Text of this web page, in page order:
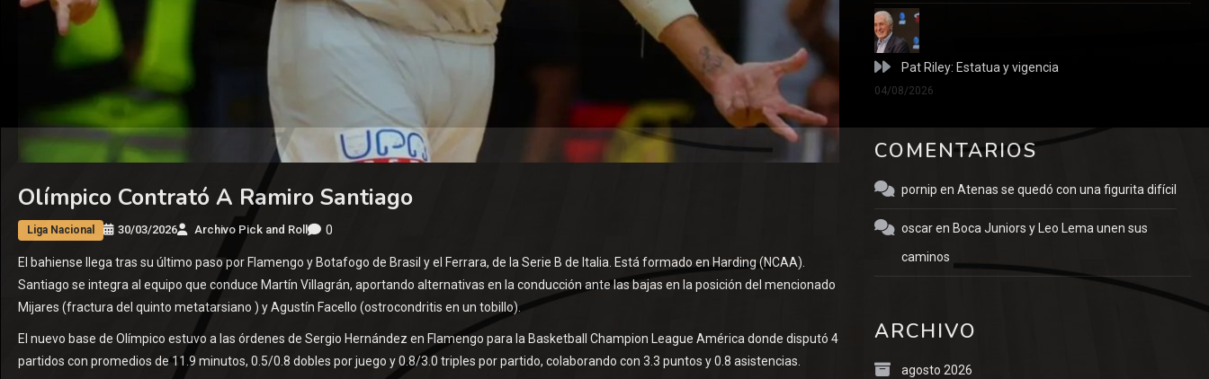
Olímpico Contrató A Ramiro Santiago
Liga Nacional 30/03/2026 Archivo Pick and Roll 0
El bahiense llega tras su último paso por Flamengo y Botafogo de Brasil y el Ferrara, de la Serie B de Italia. Está formado en Harding (NCAA).
Santiago se integra al equipo que conduce Martín Villagrán, aportando alternativas en la conducción ante las bajas en la posición del mencionado
Mijares (fractura del quinto metatarsiano ) y Agustín Facello (ostrocondritis en un tobillo).
El nuevo base de Olímpico estuvo a las órdenes de Sergio Hernández en Flamengo para la Basketball Champion League América donde disputó 4
partidos con promedios de 11.9 minutos, 0.5/0.8 dobles por juego y 0.8/3.0 triples por partido, colaborando con 3.3 puntos y 0.8 asistencias.
Pat Riley: Estatua y vigencia
04/08/2026
COMENTARIOS
pornip en Atenas se quedó con una figurita difícil
oscaren Boca Juniors y Leo Lema unen sus
caminos
ARCHIVO
agosto 2026